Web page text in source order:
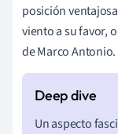
posición
viento a su favor,
de Marco Antonio.
Un aspecto